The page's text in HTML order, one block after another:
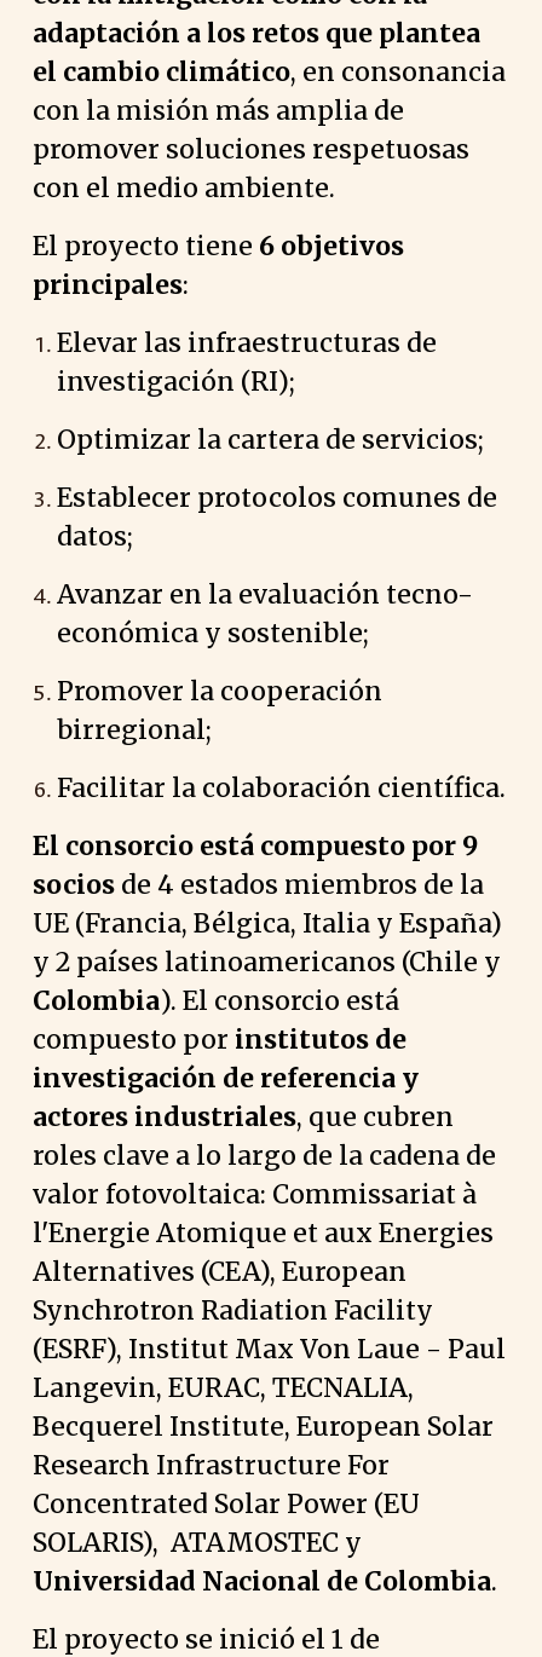
adaptación a los retos que plantea
el cambio climático, en consonancia
con la misión más amplia de
promover soluciones respetuosas
con el medio ambiente.
El proyecto tiene 6 objetivos
principales:
Elevar las infraestructuras de
investigación (RI);
Optimizar la cartera de servicios;
Establecer protocolos comunes de
datos;
Avanzar en la evaluación tecno-
económica y sostenible;
Promover la cooperación
birregional;
Facilitar la colaboración científica.
El consorcio está compuesto por 9
socios de 4 estados miembros de la
UE (Francia, Bélgica, Italia y España)
y 2 países latinoamericanos (Chile y
Colombia). El consorcio está
compuesto por institutos de
investigación de referencia y
actores industriales, que cubren
roles clave a lo largo de la cadena de
valor fotovoltaica: Commissariat à
l'Energie Atomique et aux Energies
Alternatives (CEA), European
Synchrotron Radiation Facility
(ESRF), Institut Max Von Laue - Paul
Langevin, EURAC, TECNALIA,
Becquerel Institute, European Solar
Research Infrastructure For
Concentrated Solar Power (EU
SOLARIS), ATAMOSTEC y
Universidad Nacional de Colombia.
El proyecto se inició el 1 de